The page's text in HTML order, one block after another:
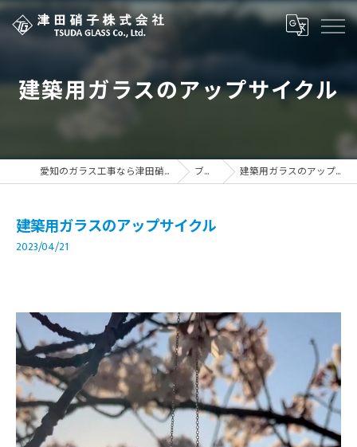
建築用ガラスのアップサイクル
愛知のガラス工事なら津田硝子株式会社 ブログ 建築用ガラスのアップサイクル
建築用ガラスのアップサイクル
2023/04/21